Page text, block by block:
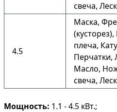
свеча,
4.5
Маска,
плеча,
Перчатки,
Масло,
свеча,
Мощность: 1.1 - 4.5 кВт.;